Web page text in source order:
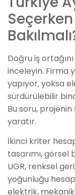
Doğru iş
inceleyin. Firma
yapıyor, yoksa
sürdürülebilir
Bu soru,
yaratır.
İkinci kriter
tasarımı,
UGR, renksel
yoğunluğu
elektrik,